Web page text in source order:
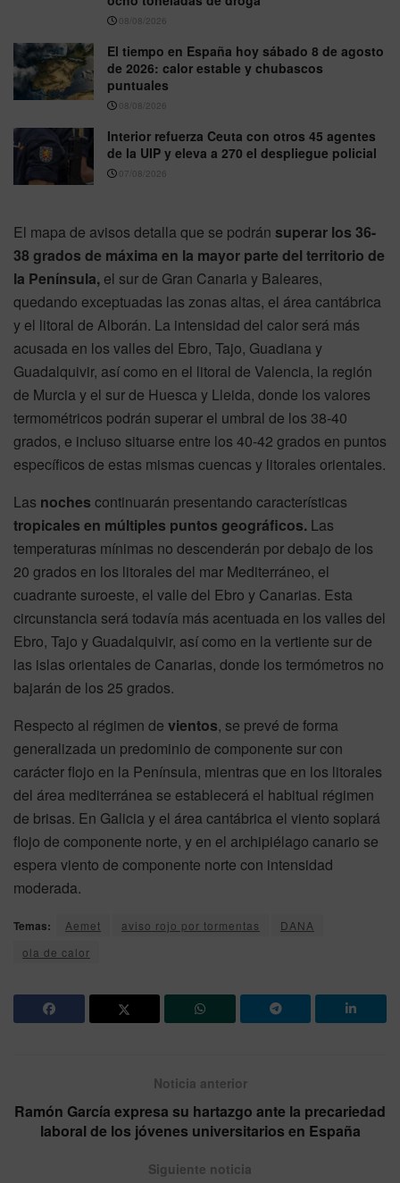
08/08/2026
El tiempo en España hoy sábado 8 de agosto
de 2026: calor estable y chubascos
puntuales
08/08/2026
Interior refuerza Ceuta con otros 45 agentes
de la UIP y eleva a 270 el despliegue policial
07/08/2026
El mapa de avisos detalla que se podrán superar los 36-
38 grados de máxima en la mayor parte del territorio de
la Península, el sur de Gran Canaria y Baleares,
quedando exceptuadas las zonas altas, el área cantábrica
y el litoral de Alborán. La intensidad del calor será más
acusada en los valles del Ebro, Tajo, Guadiana y
Guadalquivir, así como en el litoral de Valencia, la región
de Murcia y el sur de Huesca y Lleida, donde los valores
termométricos podrán superar el umbral de los 38-40
grados, e incluso situarse entre los 40-42 grados en puntos
específicos de estas mismas cuencas y litorales orientales.
Las noches continuarán presentando características
tropicales en múltiples puntos geográficos. Las
temperaturas mínimas no descenderán por debajo de los
20 grados en los litorales del mar Mediterráneo, el
cuadrante suroeste, el valle del Ebro y Canarias. Esta
circunstancia será todavía más acentuada en los valles del
Ebro, Tajo y Guadalquivir, así como en la vertiente sur de
las islas orientales de Canarias, donde los termómetros no
bajarán de los 25 grados.
Respecto al régimen de vientos, se prevé de forma
generalizada un predominio de componente sur con
carácter flojo en la Península, mientras que en los litorales
del área mediterránea se establecerá el habitual régimen
de brisas. En Galicia y el área cantábrica el viento soplará
flojo de componente norte, y en el archipiélago canario se
espera viento de componente norte con intensidad
moderada.
Temas: Aemet aviso rojo por tormentas
DANA
ola de calor
Noticia anterior
Ramón García expresa su hartazgo ante la precariedad
laboral de los jóvenes universitarios en España
Siguiente noticia